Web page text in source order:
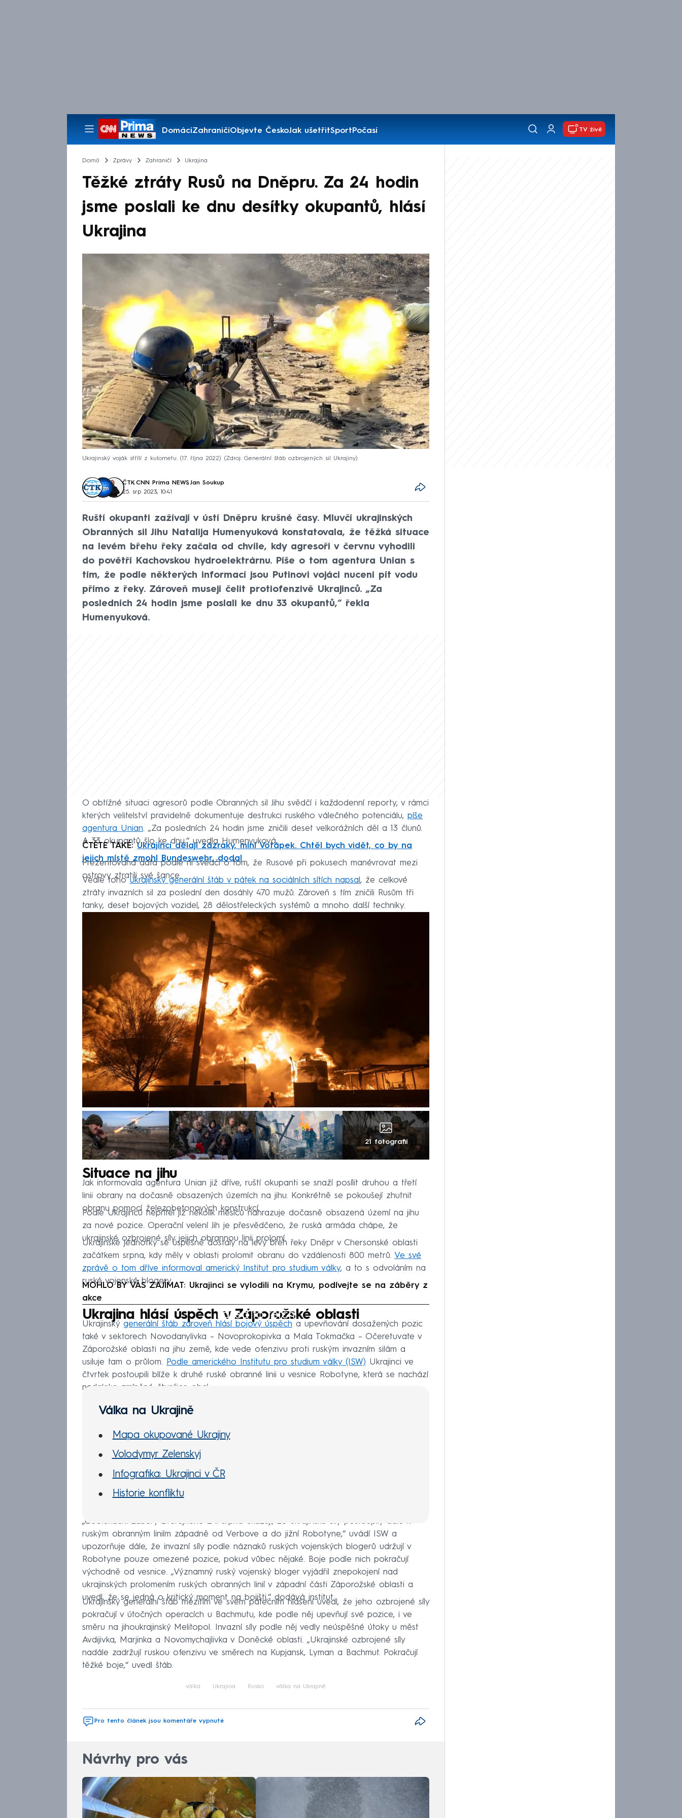
DomácíZahraničíObjevte ČeskoJak ušetřitSportPočasí
Pořady
TV živě
Domů Zprávy Zahraničí Ukrajina
Těžké ztráty Rusů na Dněpru. Za 24 hodin
jsme poslali ke dnu desítky okupantů, hlásí
Ukrajina
Ukrajinský voják střílí z kulometu. (17. října 2022) Zdroj: Generální štáb ozbrojených sil Ukrajiny
ČTK,CNN Prima NEWS, Jan Soukup
25. srp 2023, 10:41
Ruští okupanti zažívají v ústí Dněpru krušné časy. Mluvčí ukrajinských
Obranných sil Jihu Natalija Humenyuková konstatovala, že těžká situace
na levém břehu řeky začala od chvíle, kdy agresoři v červnu vyhodili
do povětří Kachovskou hydroelektrárnu. Píše o tom agentura Unian s
tím, že podle některých informací jsou Putinovi vojáci nuceni pít vodu
přímo z řeky. Zároveň musejí čelit protiofenzivě Ukrajinců. „Za
posledních 24 hodin jsme poslali ke dnu 33 okupantů,“ řekla
Humenyuková.
O obtížné situaci agresorů podle Obranných sil Jihu svědčí i každodenní reporty, v rámci
kterých velitelství pravidelně dokumentuje destrukci ruského válečného potenciálu, píše
agentura Unian. „Za posledních 24 hodin jsme zničili deset velkorážních děl a 13 člunů.
A 33 okupantů šlo ke dnu,“ uvedla Humenyuková.
ČTĚTE TAKÉ:Ukrajinci dělají zázraky, míní Votápek. Chtěl bych vidět, co by na
jejich místě zmohl Bundeswehr, dodal
Prezentovaná data podle ní svědčí o tom, že Rusové při pokusech manévrovat mezi
ostrovy ztratili své šance.
Vedle tohoukrajinský generální štáb v pátek na sociálních sítích napsal , že celkové
ztráty invazních sil za poslední den dosáhly 470 mužů. Zároveň s tím zničili Rusům tři
tanky, deset bojových vozidel, 28 dělostřeleckých systémů a mnoho další techniky.
21 fotografií
Situace na jihu
Jak informovala agentura Unian již dříve, ruští okupanti se snaží posílit druhou a třetí
linii obrany na dočasně obsazených územích na jihu. Konkrétně se pokoušejí zhutnit
obranu pomocí železobetonových konstrukcí.
Podle Ukrajinců nepřítel již několik měsíců nahrazuje dočasně obsazená území na jihu
za nové pozice. Operační velení Jih je přesvědčeno, že ruská armáda chápe, že
ukrajinské ozbrojené síly jejich obrannou linii prolomí.
Ukrajinské jednotky se úspěšně dostaly na levý břeh řeky Dněpr v Chersonské oblasti
začátkem srpna, kdy měly v oblasti prolomit obranu do vzdálenosti 800 metrů. Ve své
zprávě o tom dříve informoval americký Institut pro studium války, a to s odvoláním na
ruské vojenské blogery.
MOHLO BY VÁS ZAJÍMAT: Ukrajinci se vylodili na Krymu, podívejte se na záběry z
akce
Failed to fetch
Ukrajina hlásí úspěch v Záporožské oblasti
Ukrajinský generální štáb zároveň hlásí bojový úspěch a upevňování dosažených pozic
také v sektorech Novodanylivka – Novoprokopivka a Mala Tokmačka – Očeretuvate v
Záporožské oblasti na jihu země, kde vede ofenzivu proti ruským invazním silám a
usiluje tam o průlom. Podle amerického Institutu pro studium války (ISW) Ukrajinci ve
čtvrtek postoupili blíže k druhé ruské obranné linii u vesnice Robotyne, která se nachází
nedaleko zmíněné čtveřice obcí.
Válka na Ukrajině
Mapa okupované Ukrajiny
Volodymyr Zelenskyj
Infografika: Ukrajinci v ČR
Historie konfliktu
„Geolokační záběry zveřejněné 24. srpna ukazují, že ukrajinské síly postoupily dále k
ruským obranným liniím západně od Verbove a do jižní Robotyne,“ uvádí ISW a
upozorňuje dále, že invazní síly podle náznaků ruských vojenských blogerů udržují v
Robotyne pouze omezené pozice, pokud vůbec nějaké. Boje podle nich pokračují
východně od vesnice. „Významný ruský vojenský bloger vyjádřil znepokojení nad
ukrajinských prolomením ruských obranných linií v západní části Záporožské oblasti a
uvedl, že se jedná o kritický moment na bojišti,“ dodává institut.
Ukrajinský generální štáb mezitím ve svém pátečním hlášení uvedl, že jeho ozbrojené síly
pokračují v útočných operacích u Bachmutu, kde podle něj upevňují své pozice, i ve
směru na jihoukrajinský Melitopol. Invazní síly podle něj vedly neúspěšné útoky u měst
Avdijivka, Marjinka a Novomychajlivka v Doněcké oblasti. „Ukrajinské ozbrojené síly
nadále zadržují ruskou ofenzivu ve směrech na Kupjansk, Lyman a Bachmut. Pokračují
těžké boje,“ uvedl štáb.
válka Ukrajina Rusko válka na Ukrajině
Pro tento článek jsou komentáře vypnuté
Návrhy pro vás